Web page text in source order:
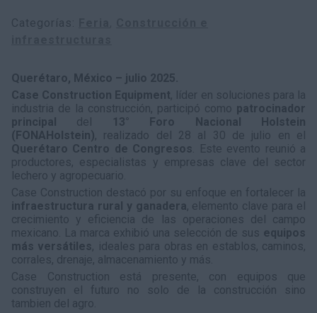
Categorías
Querétaro, México – julio 2025.
Case Construction Equipment, líder en soluciones para la
industria de la construcción, participó como patrocinador
principal del
13° Foro Nacional Holstein
(FONAHolstein), realizado del 28 al 30 de julio en el
Querétaro Centro de Congresos . Este evento reunió a
productores, especialistas y empresas clave del sector
lechero y agropecuario.
Case Construction destacó por su enfoque en fortalecer la
infraestructura rural y ganadera, elemento clave para el
crecimiento y eficiencia de las operaciones del campo
mexicano. La marca exhibió una selección de sus equipos
más versátiles, ideales para obras en establos, caminos,
corrales, drenaje, almacenamiento y más.
Case Construction está presente, con equipos que
construyen el futuro no solo de la construcción sino
tambien del agro.